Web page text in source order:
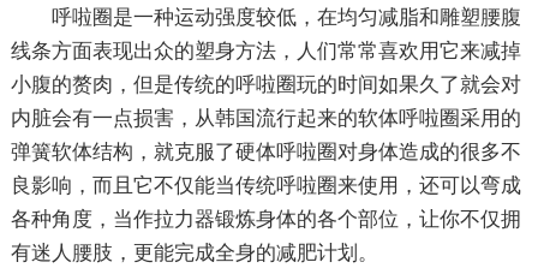
呼啦圈是一种运动强度较低，在均匀减脂和雕塑腰腹
线条方面表现出众的塑身方法，人们常常喜欢用它来减掉
小腹的赘肉，但是传统的呼啦圈玩的时间如果久了就会对
内脏会有一点损害，从韩国流行起来的软体呼啦圈采用的
弹簧软体结构，就克服了硬体呼啦圈对身体造成的很多不
良影响，而且它不仅能当传统呼啦圈来使用，还可以弯成
各种角度，当作拉力器锻炼身体的各个部位，让你不仅拥
有迷人腰肢，更能完成全身的减肥计划。